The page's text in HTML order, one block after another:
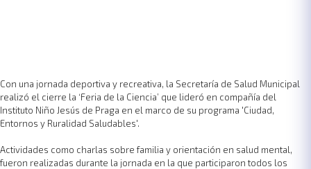
Con una jornada deportiva y recreativa, la Secretaría de Salud Municipal
realizó el cierre la ‘Feria de la Ciencia’ que lideró en compañía del
Instituto Niño Jesús de Praga en el marco de su programa 'Ciudad,
Entornos y Ruralidad Saludables'.
Actividades como charlas sobre familia y orientación en salud mental,
fueron realizadas durante la jornada en la que participaron todos los